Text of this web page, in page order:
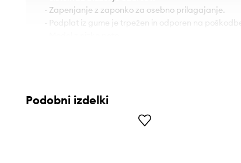
- Zapenjanje z zaponko za osebno prilagajanje.
- Podplat iz gume je trpežen in odporen na poškodbe.
Podobni izdelki